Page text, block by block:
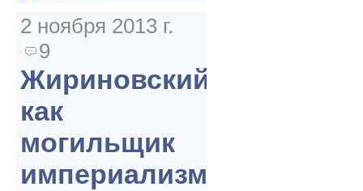
2 ноября 2013 г.
9
Жириновский
как
могильщик
империализма